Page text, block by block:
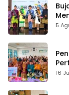
5
16